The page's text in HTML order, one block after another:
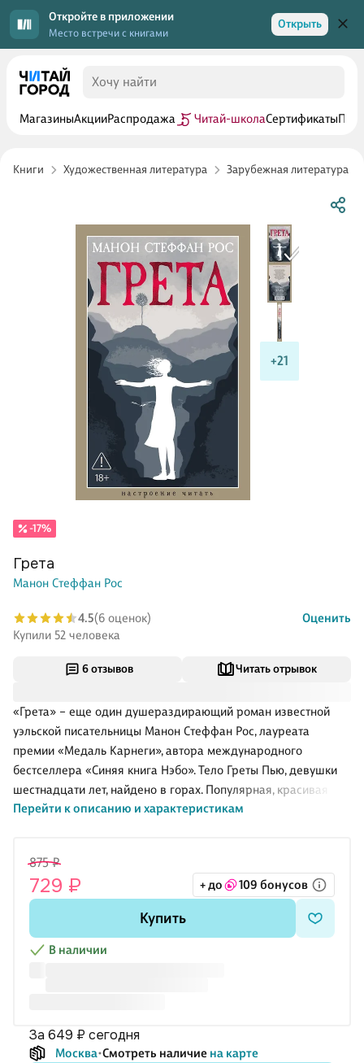
Откройте в приложении
Место встречи с книгами
Открыть
МагазиныАкцииРаспродажа Читай-школаСертификаты
Книги Художественная литература Зарубежная литература
+21
6 отзывов Читать отрывок
«Грета» – еще один душераздирающий роман известной
уэльской писательницы Манон Стеффан Рос, лауреата
премии «Медаль Карнеги», автора международного
бестселлера «Синяя книга Нэбо». Тело Греты Пью, девушки
шестнадцати лет, найдено в горах. Популярная, красивая
школьница, которую все знали и любили, была жестоко убита.
Всех волнует один вопрос: кто мог совершить такое ужасное
преступление? Похоже, ключом к разгадке владеет лишь
один человек — одноклассник Греты по имени Шейн, чья
мать работала уборщицей в доме убитой девушки. Шейну
известно множество секретов семейства Пью, он знает, какой
Перейти к описанию и характеристикам
-17%
Грета
Манон Стеффан Рос
4.5(6 оценок)
Оценить
Купили 52 человека
875 ₽
729 ₽ + до 109 бонусов
Купить
В наличии
за 649 ₽ сегодня
Москва Смотреть наличие на карте